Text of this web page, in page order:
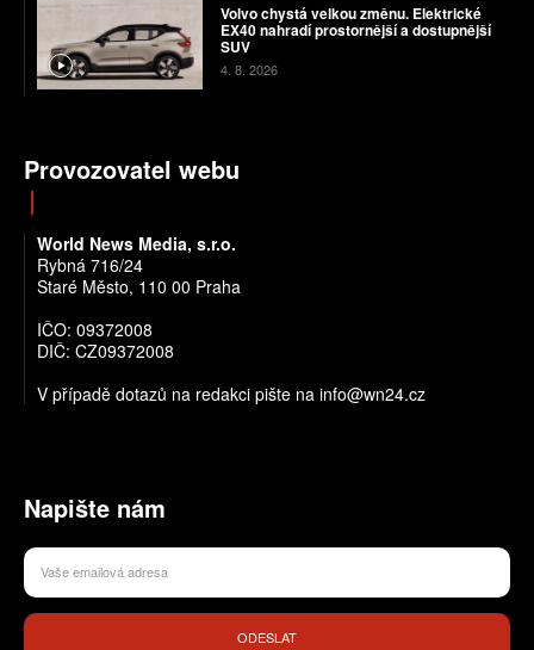
Volvo chystá velkou změnu. Elektrické
EX40 nahradí prostornější a dostupnější
SUV
4. 8. 2026
Provozovatel webu
World News Media, s.r.o.
Rybná 716/24
Staré Město, 110 00 Praha
IČO: 09372008
DIČ: CZ09372008
V případě dotazů na redakci pište na info@wn24.cz
Napište nám
ODESLAT